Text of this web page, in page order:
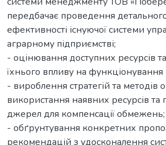
передбачає проведення детального
ефективності існуючої системи
аграрному підприємстві;
- оцінювання доступних ресурсів
їхнього впливу на функціонування
- вироблення стратегій та методів
використання наявних ресурсів
джерел для компенсації обмежень;
- обґрунтування конкретних
рекомендацій з удосконалення